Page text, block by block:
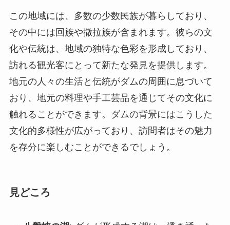
おり、地元の料理や手工芸品を通じてその文化に
触れることができます。ダムの背景にはこうした
文化的多様性が広がっており、訪問者はその魅力
を存分に楽しむことができるでしょう。
見どころ
八盤峡の湖: ダムが形成する湖は、透き通った
周囲の山々